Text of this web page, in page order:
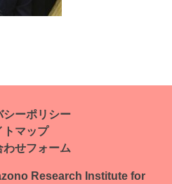
シーポリシー
トマップ
わせフォーム
Research Institute for